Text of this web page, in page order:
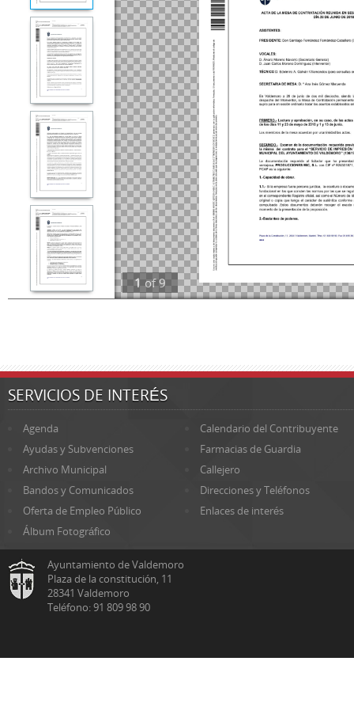
1 of9
SERVICIOS DE INTERÉS
Agenda
Calendario del Contribuyente
Ayudas y Subvenciones
Farmacias de Guardia
Archivo Municipal
Callejero
Bandos y Comunicados
Direcciones y Teléfonos
Oferta de Empleo Público
Enlaces de interés
Álbum Fotográfico
Ayuntamiento de Valdemoro
Plaza de la constitución, 11
28341 Valdemoro
Teléfono: 91 809 98 90